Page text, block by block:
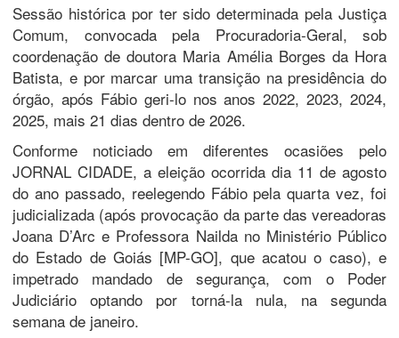
Sessão histórica por ter sido determinada pela Justiça
Comum, convocada pela Procuradoria-Geral, sob
coordenação de doutora Maria Amélia Borges da Hora
Batista, e por marcar uma transição na presidência do
órgão, após Fábio geri-lo nos anos 2022, 2023, 2024,
2025, mais 21 dias dentro de 2026.
Conforme noticiado em diferentes ocasiões pelo
JORNAL CIDADE, a eleição ocorrida dia 11 de agosto
do ano passado, reelegendo Fábio pela quarta vez, foi
judicializada (após provocação da parte das vereadoras
Joana D’Arc e Professora Nailda no Ministério Público
do Estado de Goiás [MP-GO], que acatou o caso), e
impetrado mandado de segurança, com o Poder
Judiciário optando por torná-la nula, na segunda
semana de janeiro.